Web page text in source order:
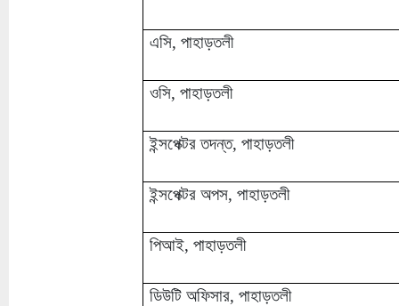
এসি, পাহাড়তলী
ওসি, পাহাড়তলী
ইন্সপেক্টর তদন্ত, পাহাড়তলী
ইন্সপেক্টর অপস, পাহাড়তলী
পিআই, পাহাড়তলী
ডিউটি অফিসার, পাহাড়তলী